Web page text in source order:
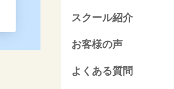
スクール紹介
お客様の声
よくある質問